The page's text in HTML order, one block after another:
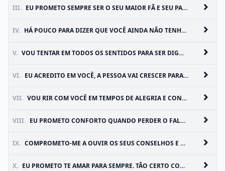
III. EU PROMETO SEMPRE SER O SEU MAIOR FÃ E SEU PARCEIRO NO CRIME
IV. HÁ POUCO PARA DIZER QUE VOCÊ AINDA NÃO TENHA OUVIDO, E POUCO PARA DAR O QUE É QUE NÃO JÁ DADO LIVREMENTE
V. VOU TENTAR EM TODOS OS SENTIDOS PARA SER DIGNO DO SEU AMOR
VI. EU ACREDITO EM VOCÊ, A PESSOA VAI CRESCER PARA SER, E O CASAL NÓS ESTAREMOS JUNTOS
VII. VOU RIR COM VOCÊ EM TEMPOS DE ALEGRIA E CONFORTÁ-LO EM TEMPOS DE TRISTEZA
VIII. EU PROMETO CONFORTO QUANDO PERDER O FALCONS E BEBER CERVEJA COM VOCÊ QUANDO ELES GANHAM
IX. COMPROMETO-ME A OUVIR OS SEUS CONSELHOS E OCASIONALMENTE LEVÁ-LA E EU PROMESSA PARA NUNCA MAIS LEVAR PONTUAÇÃO... MESMO SE EU ESTOU GANHANDO
X. EU PROMETO TE AMAR PARA SEMPRE. TÃO CERTO COMO O BRILHO DE ESTRELAS À NOITE, EU SEMPRE VOU TE AMAR